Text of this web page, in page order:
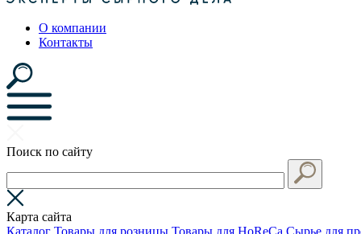
О компании
Контакты
Поиск по сайту
Карта сайта
Каталог Товары для розницы Товары для HoReCa Сырье для